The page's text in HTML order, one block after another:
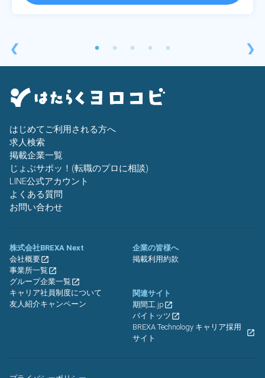
❮ ❯
はじめてご利用される方へ
求人検索
掲載企業一覧
じょぶサポッ！(転職のプロに相談)
LINE公式アカウント
よくある質問
お問い合わせ
株式会社BREXA Next
会社概要
事業所一覧
グループ企業一覧
キャリア社員制度について
友人紹介キャンペーン
企業の皆様へ
掲載利用約款
関連サイト
期間工.jp
バイトッツ
BREXA Technology キャリア採用
サイト